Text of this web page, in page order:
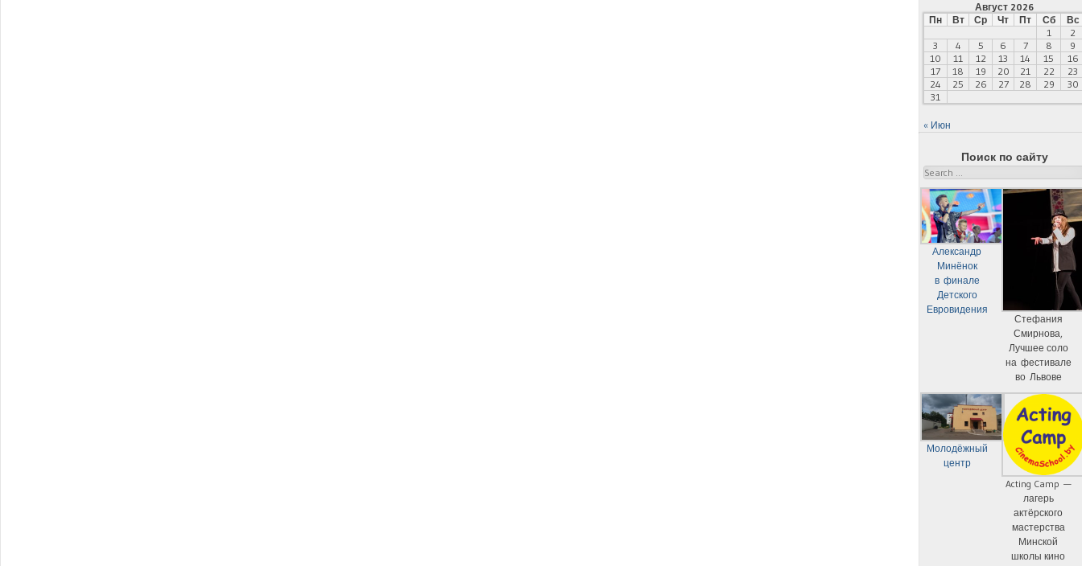
Август 2026
Пн
Вт Ср Чт Пт Сб
Вс
1
2
3
4 5 6 7 8
9
10
11 12 13 14 15
16
17
18 19 20 21 22
23
24
25 26 27 28 29
30
31
« Июн
Поиск по сайту
Search
Александр
Минёнок
в финале
Детского
Евровидения
Стефания
Смирнова,
Лучшее соло
на фестивале
во Львове
Молодёжный
центр
Acting Camp —
лагерь
актёрского
мастерства
Минской
школы кино